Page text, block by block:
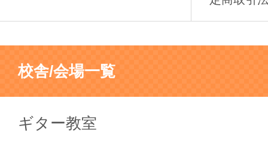
校舎/会場一覧
ギター教室